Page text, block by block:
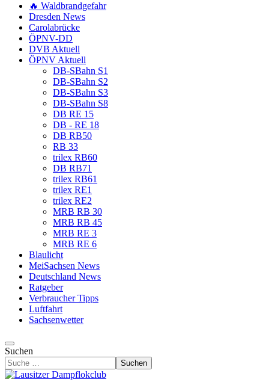
🔥 Waldbrandgefahr
Dresden News
Carolabrücke
ÖPNV-DD
DVB Aktuell
ÖPNV Aktuell
DB-SBahn S1
DB-SBahn S2
DB-SBahn S3
DB-SBahn S8
DB RE 15
DB - RE 18
DB RB50
RB 33
trilex RB60
DB RB71
trilex RB61
trilex RE1
trilex RE2
MRB RB 30
MRB RB 45
MRB RE 3
MRB RE 6
Blaulicht
MeiSachsen News
Deutschland News
Ratgeber
Verbraucher Tipps
Luftfahrt
Sachsenwetter
Suchen
Suchen